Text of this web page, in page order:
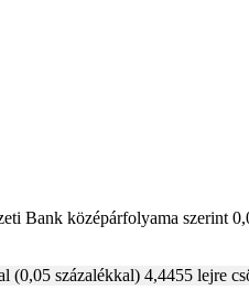
Bank középárfolyama szerint
(0,05 százalékkal) 4,4455 lejre